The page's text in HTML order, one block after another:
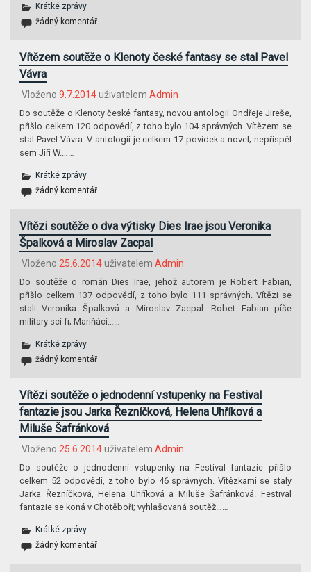
Krátké zprávy
žádný komentář
Vítězem soutěže o Klenoty české fantasy se stal Pavel
Vávra
Vloženo 9.7.2014uživatelem Admin
Do soutěže o Klenoty české fantasy, novou antologii Ondřeje Jireše,
přišlo celkem 120 odpovědí, z toho bylo 104 správných. Vítězem se
stal Pavel Vávra. V antologii je celkem 17 povídek a novel; nepřispěl
sem Jiří W.……
Krátké zprávy
žádný komentář
Vítězi soutěže o dva výtisky Dies Irae jsou Veronika
Špalková a Miroslav Zacpal
Vloženo 25.6.2014uživatelem Admin
Do soutěže o román Dies Irae, jehož autorem je Robert Fabian,
přišlo celkem 137 odpovědí, z toho bylo 111 správných. Vítězi se
stali Veronika Špalková a Miroslav Zacpal. Robet Fabian píše
military sci-fi; Mariňáci……
Krátké zprávy
žádný komentář
Vítězi soutěže o jednodenní vstupenky na Festival
fantazie jsou Jarka Řezníčková, Helena Uhříková a
Miluše Šafránková
Vloženo 25.6.2014uživatelem Admin
Do soutěže o jednodenní vstupenky na Festival fantazie přišlo
celkem 52 odpovědí, z toho bylo 46 správných. Vítězkami se staly
Jarka Řezníčková, Helena Uhříková a Miluše Šafránková. Festival
fantazie se koná v Chotěboři; vyhlašovaná soutěž……
Krátké zprávy
žádný komentář